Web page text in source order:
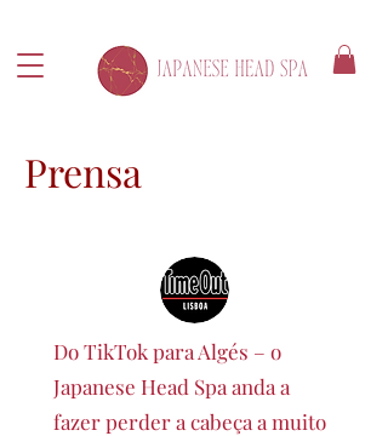
Prensa
Do TikTok para Algés – o
Japanese Head Spa anda a
fazer perder a cabeça a muito